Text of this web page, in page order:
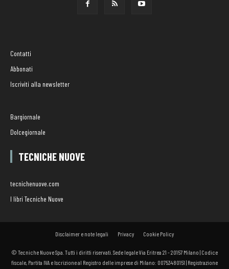
Contatti
Abbonati
Iscriviti alla newsletter
Bargiornale
Dolcegiornale
TECNICHE NUOVE
tecnichenuove.com
I libri Tecniche Nuove
Disclaimer e note legali Privacy Cookie Policy
© Tecniche Nuove Spa. Tutti i diritti riservati. Sede legale Via Eritrea 21 - 20157 Milano | Codice
fiscale, Partita IVA e Iscrizione al Registro delle imprese di Milano: 00753480151 | Registrazione